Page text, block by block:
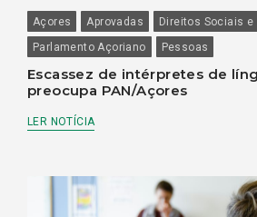
Açores Aprovadas Direitos Sociais e
Parlamento Açoriano
Pessoas
Escassez de intérpretes de
preocupa PAN/Açores
LER NOTÍCIA